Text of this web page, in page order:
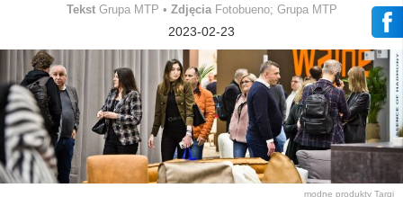
Tekst Grupa MTP • Zdjęcia Fotobueno; Grupa MTP
2023-02-23
modne produkty Targi